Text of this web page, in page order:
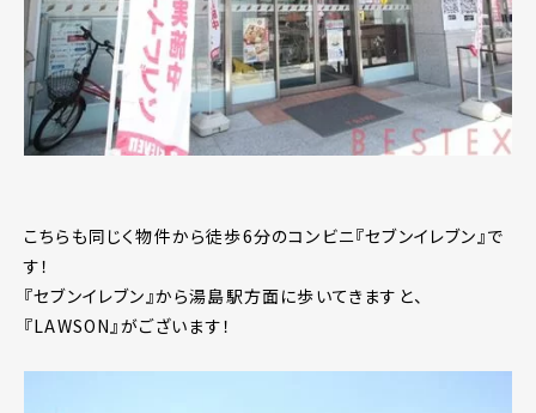
こちらも同じく物件から徒歩6分のコンビニ『セブンイレブン』で
す！
『セブンイレブン』から湯島駅方面に歩いてきますと、
『LAWSON』がございます！